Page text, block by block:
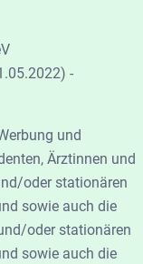
-
und
Ärztinnen und
oder stationären
sowie auch die
oder stationären
sowie auch die